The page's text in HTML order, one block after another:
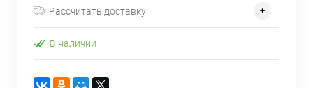
Рассчитать доставку
В наличии